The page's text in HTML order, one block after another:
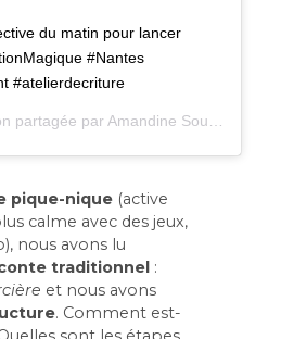
du matin pour lancer
#Nantes
#atelierdecriture
partagée par Amandine Sourisse – eulexis.fr
pique-nique (active
calme avec des jeux,
nous avons lu
traditionnel :
et nous avons
. Comment est-